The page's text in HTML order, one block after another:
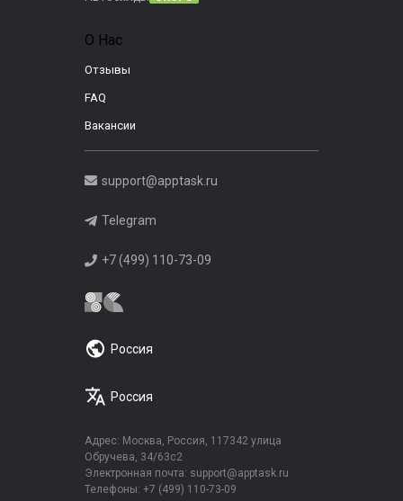
О Нас
Отзывы
FAQ
Вакансии
support@apptask.ru
Telegram
+7 (499) 110-73-09
Россия
Россия
Адрес: Москва, Россия, 117342 улица
Обручева, 34/63с2
Электронная почта: support@apptask.ru
Телефоны: +7 (499) 110-73-09